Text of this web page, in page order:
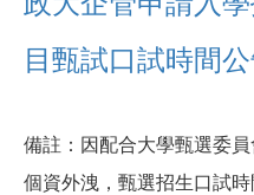
目甄試口試時間
備註：因配合大學甄選委
個資外洩，甄選招生口試